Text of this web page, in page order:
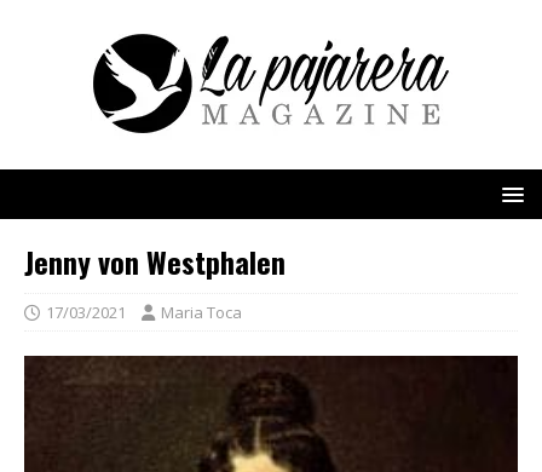
Jenny von Westphalen
17/03/2021 Maria Toca